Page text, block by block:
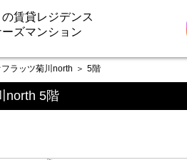
賃貸レジデンス
ズマンション
ラッツ菊川north ＞ 5階
north 5階